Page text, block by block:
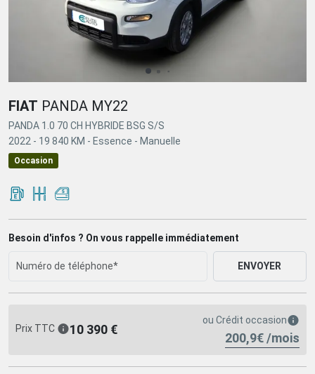
FIAT PANDA MY22
PANDA 1.0 70 CH HYBRIDE BSG S/S
2022 - 19 840 KM - Essence - Manuelle
Occasion
Besoin d'infos ? On vous rappelle immédiatement
ENVOYER
Prix TTC 10 390 €
ou Crédit occasion
200,9€ /mois